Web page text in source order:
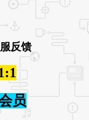
反馈
员